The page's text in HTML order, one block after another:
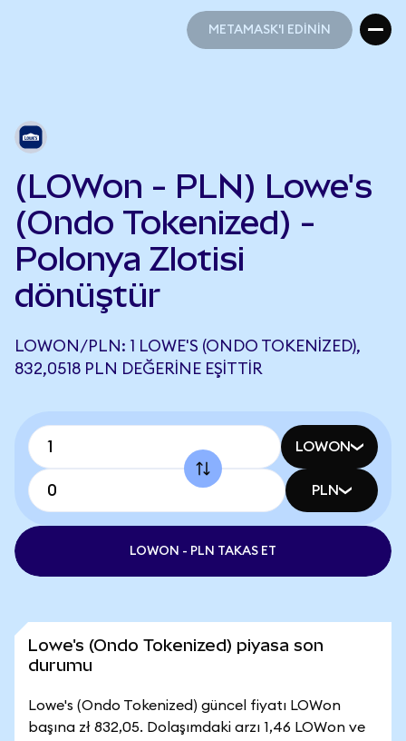
METAMASK'I EDİNİN
(LOWon - PLN) Lowe's
(Ondo Tokenized) -
Polonya Zlotisi
dönüştür
LOWON/PLN: 1 LOWE'S (ONDO TOKENIZED),
832,0518 PLN DEĞERINE EŞITTIR
LOWON
PLN
LOWON - PLN TAKAS ET
Lowe's (Ondo Tokenized) piyasa son
durumu
Lowe's (Ondo Tokenized) güncel fiyatı LOWon
başına zł 832,05. Dolaşımdaki arzı 1,46 LOWon ve